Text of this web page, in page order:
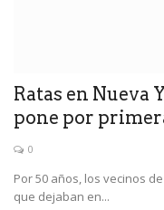
Ratas en Nueva
pone por
0
Por 50 años, los vecinos
que dejaban en...